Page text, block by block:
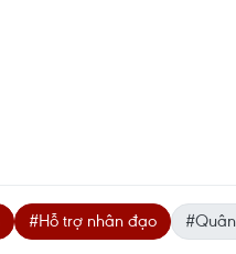
#Hỗ trợ nhân đạo